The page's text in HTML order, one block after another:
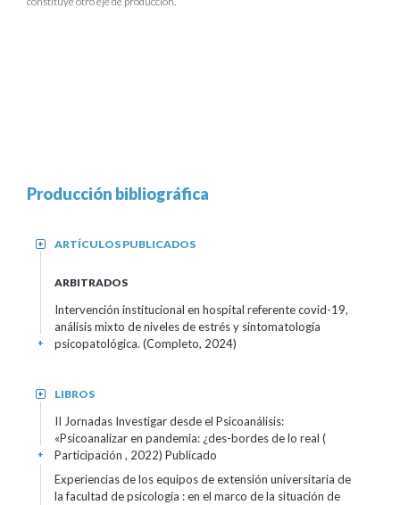
Producción bibliográfica
ARTÍCULOS PUBLICADOS
+
ARBITRADOS
Intervención institucional en hospital referente covid-19,
análisis mixto de niveles de estrés y sintomatología
psicopatológica. (Completo, 2024)
+
LIBROS
+
II Jornadas Investigar desde el Psicoanálisis:
«Psicoanalizar en pandemia: ¿des-bordes de lo real (
Participación , 2022) Publicado
+
Experiencias de los equipos de extensión universitaria de
la facultad de psicología : en el marco de la situación de